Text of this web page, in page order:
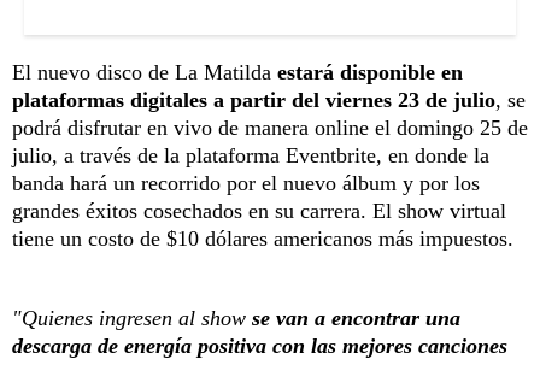
El nuevo disco de La Matilda estará disponible en
plataformas digitales a partir del viernes 23 de julio, se
podrá disfrutar en vivo de manera online el domingo 25 de
julio, a través de la plataforma Eventbrite, en donde la
banda hará un recorrido por el nuevo álbum y por los
grandes éxitos cosechados en su carrera. El show virtual
tiene un costo de $10 dólares americanos más impuestos.
"Quienes ingresen al show se van a encontrar una
descarga de energía positiva con las mejores canciones